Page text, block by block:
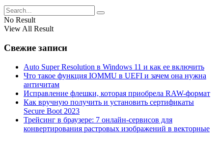
No Result
View All Result
Свежие записи
Auto Super Resolution в Windows 11 и как ее включить
Что такое функция IOMMU в UEFI и зачем она нужна
античитам
Исправление флешки, которая приобрела RAW-формат
Как вручную получить и установить сертификаты
Secure Boot 2023
Трейсинг в браузере: 7 онлайн-сервисов для
конвертирования растровых изображений в векторные